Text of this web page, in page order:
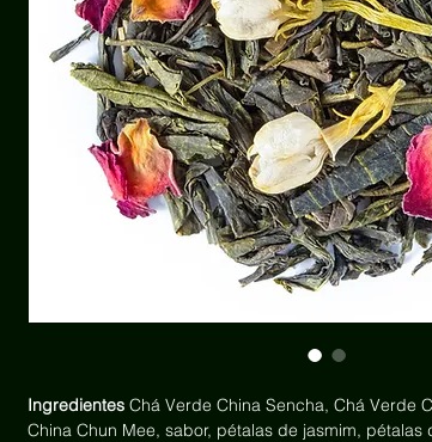
Ingredientes Chá Verde China Sencha, Chá Verde
China Chun Mee, sabor, pétalas de jasmim,